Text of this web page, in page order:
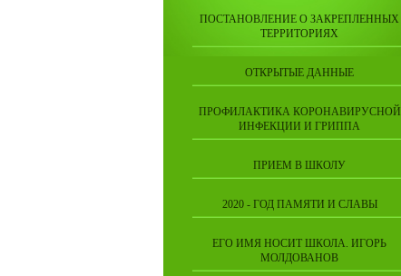
ПОСТАНОВЛЕНИЕ О ЗАКРЕПЛЕННЫХ
ТЕРРИТОРИЯХ
ОТКРЫТЫЕ ДАННЫЕ
ПРОФИЛАКТИКА КОРОНАВИРУСНОЙ
ИНФЕКЦИИ И ГРИППА
ПРИЕМ В ШКОЛУ
2020 - ГОД ПАМЯТИ И СЛАВЫ
ЕГО ИМЯ НОСИТ ШКОЛА. ИГОРЬ
МОЛДОВАНОВ